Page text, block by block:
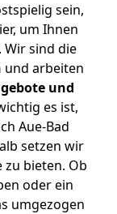
sein,
um Ihnen
Wir sind die
und arbeiten
und
es ist,
Aue-Bad
setzen wir
zu bieten. Ob
oder ein
umgezogen